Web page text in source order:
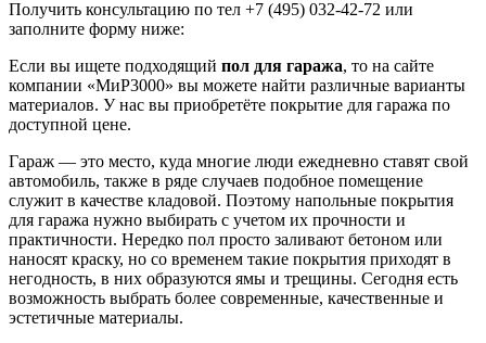
Получить консультацию по тел +7 (495) 032-42-72 или
заполните форму ниже:
Если вы ищете подходящий пол для гаража, то на сайте
компании «МиР3000» вы можете найти различные варианты
материалов. У нас вы приобретёте покрытие для гаража по
доступной цене.
Гараж — это место, куда многие люди ежедневно ставят свой
автомобиль, также в ряде случаев подобное помещение
служит в качестве кладовой. Поэтому напольные покрытия
для гаража нужно выбирать с учетом их прочности и
практичности. Нередко пол просто заливают бетоном или
наносят краску, но со временем такие покрытия приходят в
негодность, в них образуются ямы и трещины. Сегодня есть
возможность выбрать более современные, качественные и
эстетичные материалы.